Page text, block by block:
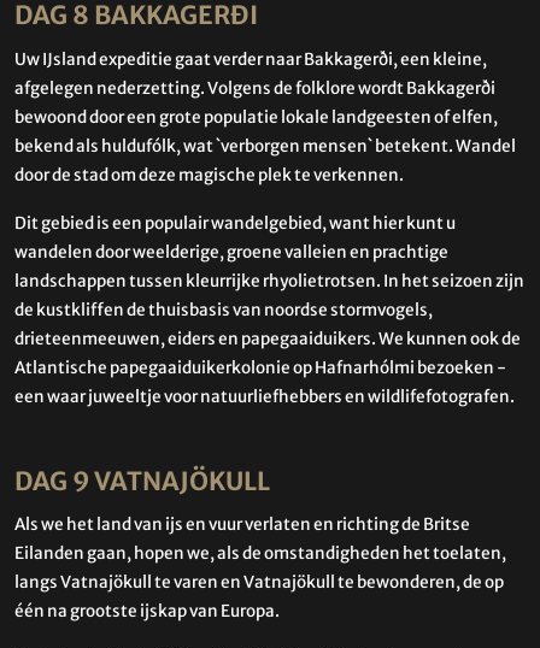
DAG 8 BAKKAGERÐI
Uw IJsland expeditie gaat verder naar Bakkagerði, een kleine,
afgelegen nederzetting. Volgens de folklore wordt Bakkagerði
bewoond door een grote populatie lokale landgeesten of elfen,
bekend als huldufólk, wat `verborgen mensen` betekent. Wandel
door de stad om deze magische plek te verkennen.
Dit gebied is een populair wandelgebied, want hier kunt u
wandelen door weelderige, groene valleien en prachtige
landschappen tussen kleurrijke rhyolietrotsen. In het seizoen zijn
de kustkliffen de thuisbasis van noordse stormvogels,
drieteenmeeuwen, eiders en papegaaiduikers. We kunnen ook de
Atlantische papegaaiduikerkolonie op Hafnarhólmi bezoeken -
een waar juweeltje voor natuurliefhebbers en wildlifefotografen.
DAG 9 VATNAJÖKULL
Als we het land van ijs en vuur verlaten en richting de Britse
Eilanden gaan, hopen we, als de omstandigheden het toelaten,
langs Vatnajökull te varen en Vatnajökull te bewonderen, de op
één na grootste ijskap van Europa.